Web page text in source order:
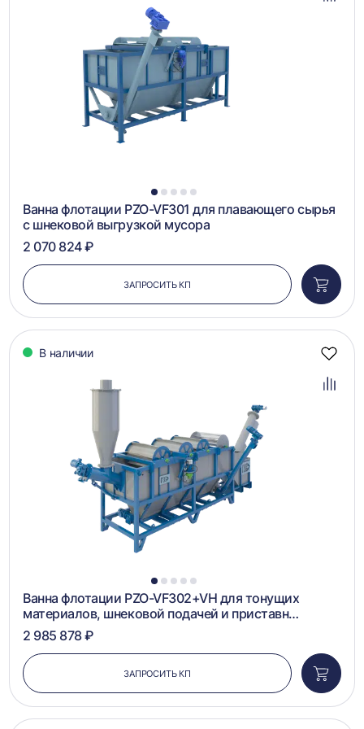
1 2 3 4 5
Ванна флотации PZO-VF301 для плавающего сырья
с шнековой выгрузкой мусора
2 070 824 ₽
ЗАПРОСИТЬ КП
в
В наличии
1 2 3 4 5
Ванна флотации PZO-VF302+VH для тонущих
материалов, шнековой подачей и приставн…
2 985 878 ₽
ЗАПРОСИТЬ КП
в